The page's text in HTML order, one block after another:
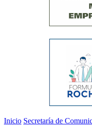
Inicio Secretaría de